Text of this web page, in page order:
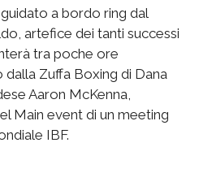
a bordo ring dal
artefice dei tanti successi
tra poche ore
Zuffa Boxing di Dana
Aaron McKenna,
Main event di un meeting
IBF.